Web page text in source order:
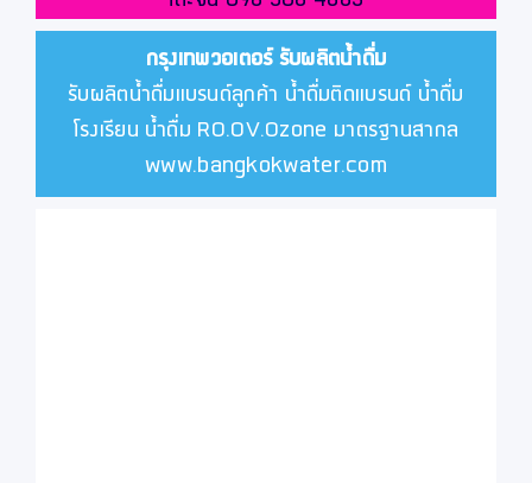
กรุงเทพวอเตอร์ รับผลิตน้ำดื่ม
รับผลิตน้ำดื่มแบรนด์ลูกค้า น้ำดื่มติดแบรนด์ น้ำดื่ม
โรงเรียน น้ำดื่ม RO.OV.Ozone มาตรฐานสากล
www.bangkokwater.com